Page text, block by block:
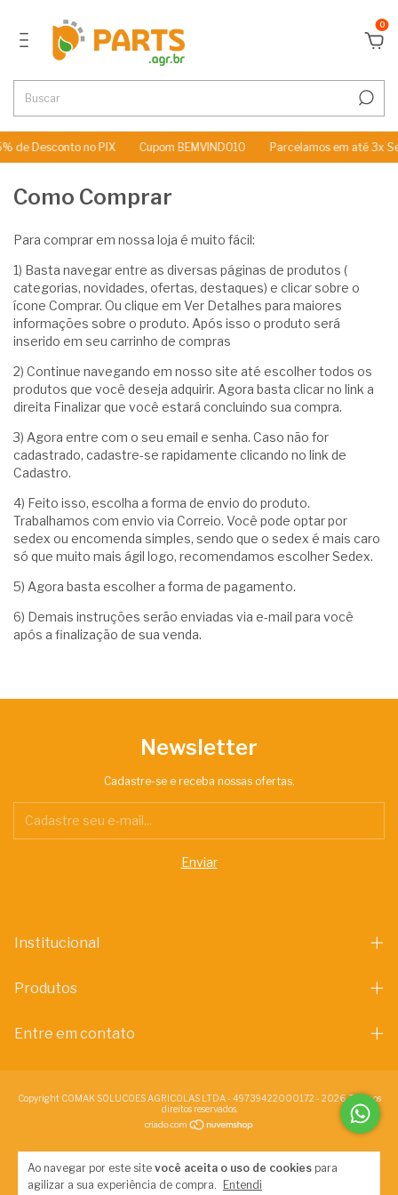
0
de Desconto no PIX Cupom BEMVINDO10 Parcelamos em até 3x
Ao navegar por este site você aceita o uso de cookies para
agilizar a sua experiência de compra.
Entendi
Como Comprar
Para comprar em nossa loja é muito fácil:
1) Basta navegar entre as diversas páginas de produtos (
categorias, novidades, ofertas, destaques) e clicar sobre o
ícone Comprar. Ou clique em Ver Detalhes para maiores
informações sobre o produto. Após isso o produto será
inserido em seu carrinho de compras
2) Continue navegando em nosso site até escolher todos os
produtos que você deseja adquirir. Agora basta clicar no link a
direita Finalizar que você estará concluindo sua compra.
3) Agora entre com o seu email e senha. Caso não for
cadastrado, cadastre-se rapidamente clicando no link de
Cadastro.
4) Feito isso, escolha a forma de envio do produto.
Trabalhamos com envio via Correio. Você pode optar por
sedex ou encomenda simples, sendo que o sedex é mais caro
só que muito mais ágil logo, recomendamos escolher Sedex.
5) Agora basta escolher a forma de pagamento.
6) Demais instruções serão enviadas via e-mail para você
após a finalização de sua venda.
Newsletter
Cadastre-se e receba nossas ofertas.
Institucional
Produtos
Entre em contato
Copyright COMAK SOLUCOES AGRICOLAS LTDA - 49739422000172 - 2026. Todos os
direitos reservados.